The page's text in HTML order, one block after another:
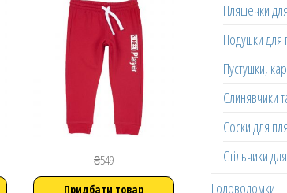
₴549
Придбати товар
Пляшечки
Подушки для
Пустушки,
Слинявчики
Соски для
Стільчики
Головоломки